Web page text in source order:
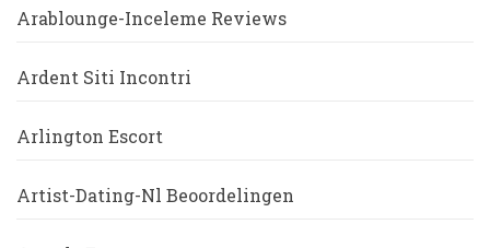
Arablounge-Inceleme Reviews
Ardent Siti Incontri
Arlington Escort
Artist-Dating-Nl Beoordelingen